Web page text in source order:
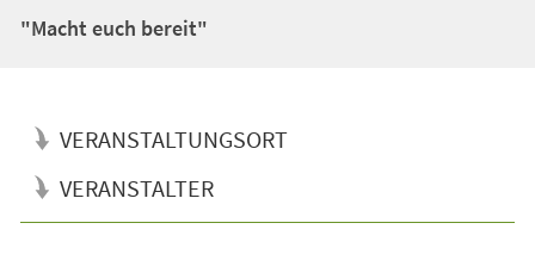
"Macht euch bereit"
VERANSTALTUNGSORT
VERANSTALTER